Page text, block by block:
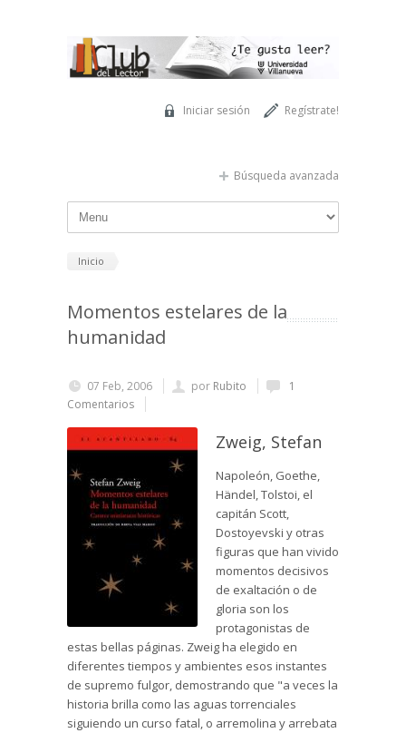
Regístrate!
Iniciar sesión
Búsqueda avanzada
Inicio
Momentos estelares de la
humanidad
07 Feb, 2006 por Rubito
1
Comentarios
Zweig, Stefan
Napoleón, Goethe,
Händel, Tolstoi, el
capitán Scott,
Dostoyevski y otras
figuras que han vivido
momentos decisivos
de exaltación o de
gloria son los
protagonistas de
estas bellas páginas. Zweig ha elegido en
diferentes tiempos y ambientes esos instantes
de supremo fulgor, demostrando que "a veces la
historia brilla como las aguas torrenciales
siguiendo un curso fatal, o arremolina y arrebata